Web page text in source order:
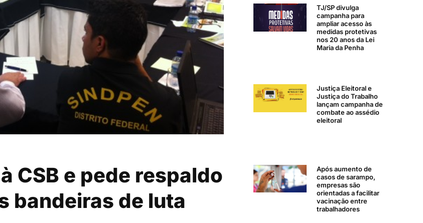
CSB e pede respaldo
bandeiras de luta
TJ/SP divulga
campanha para
ampliar acesso às
medidas protetivas
nos 20 anos da Lei
Maria da Penha
Justiça Eleitoral e
Justiça do Trabalho
lançam campanha de
combate ao assédio
eleitoral
Após aumento de
casos de sarampo,
empresas são
orientadas a facilitar
vacinação entre
trabalhadores